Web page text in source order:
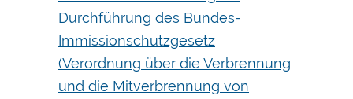
Durchführung des Bundes-
Immissionschutzgesetz
(Verordnung über die Verbrennung
und die Mitverbrennung von